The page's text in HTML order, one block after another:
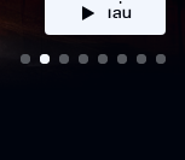
เล่น